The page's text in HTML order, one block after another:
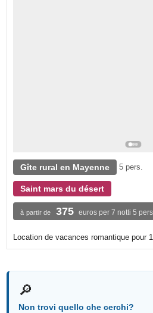
Gîte rural en Mayenne 5 pers.
Saint mars du désert
à partir de 375 euros per 7 notti 5
Location de vacances romantique pour
🔎
Non trovi quello che cerchi?